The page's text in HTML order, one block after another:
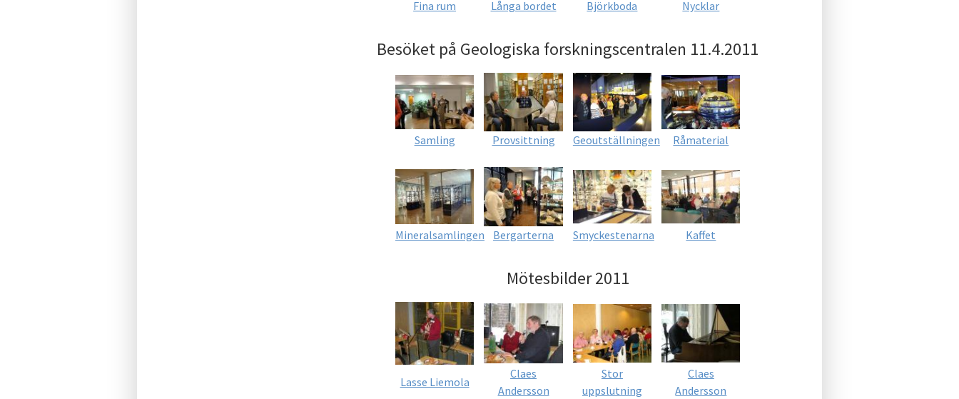
Fina rum Långa bordet Björkboda Nycklar
Besöket på Geologiska forskningscentralen 11.4.2011
Samling Provsittning Geoutställningen Råmaterial
Mineralsamlingen Bergarterna Smyckestenarna Kaffet
Mötesbilder 2011
Lasse Liemola
Claes
Andersson
Stor
uppslutning
Claes
Andersson